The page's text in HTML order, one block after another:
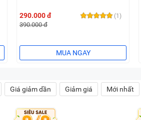
(1)
290.000 đ
390.000 đ
MUA NGAY
Giá giảm dần Giảm giá Mới nhất